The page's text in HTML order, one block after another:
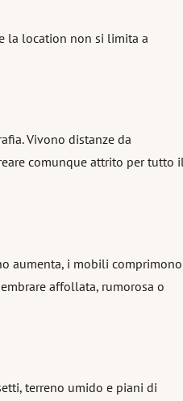
la location non si limita a
Vivono distanze da
comunque attrito per tutto
aumenta, i mobili comprimono
affollata, rumorosa o
terreno umido e piani di